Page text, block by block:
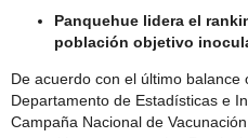
Panquehue lidera el
población objetivo
De acuerdo con el último balance
Departamento de Estadísticas e
Campaña Nacional de